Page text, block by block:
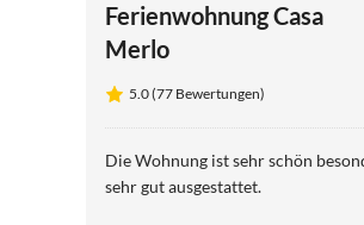
Ferienwohnung Casa
Merlo
5.0 (77 Bewertungen)
Die Wohnung ist sehr schön
sehr gut ausgestattet.